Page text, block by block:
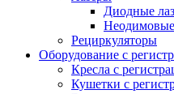
Диодные
Рециркуляторы
Оборудование с
Кресла с
Кушетки с